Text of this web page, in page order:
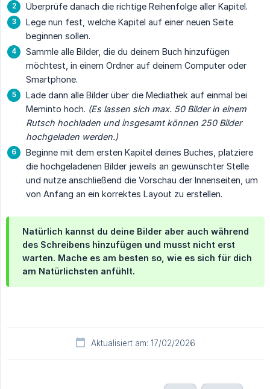
Überprüfe danach die richtige Reihenfolge aller Kapitel.
Lege nun fest, welche Kapitel auf einer neuen Seite
beginnen sollen.
Sammle alle Bilder, die du deinem Buch hinzufügen
möchtest, in einem Ordner auf deinem Computer oder
Smartphone.
Lade dann alle Bilder über die Mediathek auf einmal bei
Meminto hoch. (Es lassen sich max. 50 Bilder in einem
Rutsch hochladen und insgesamt können 250 Bilder
hochgeladen werden.)
Beginne mit dem ersten Kapitel deines Buches, platziere
die hochgeladenen Bilder jeweils an gewünschter Stelle
und nutze anschließend die Vorschau der Innenseiten, um
von Anfang an ein korrektes Layout zu erstellen.
Natürlich kannst du deine Bilder aber auch während
des Schreibens hinzufügen und musst nicht erst
warten. Mache es am besten so, wie es sich für dich
am Natürlichsten anfühlt.
Aktualisiert am: 17/02/2026